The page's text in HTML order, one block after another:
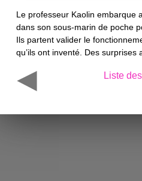
Le professeur Kaolin embarque
dans son sous-marin de poche
Ils partent valider le
qu’ils ont inventé. Des surprises
Liste